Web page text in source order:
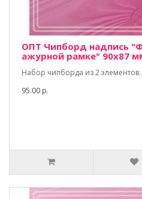
ОПТ Чипборд надпись
ажурной рамке" 90х87
Набор чипборда из 2 элементов.
95.00 р.